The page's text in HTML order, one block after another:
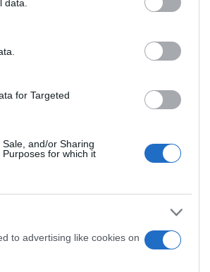
for Targeted
and/or Sharing
for which it
to advertising like cookies on
pri ustvarjanju šopkov.